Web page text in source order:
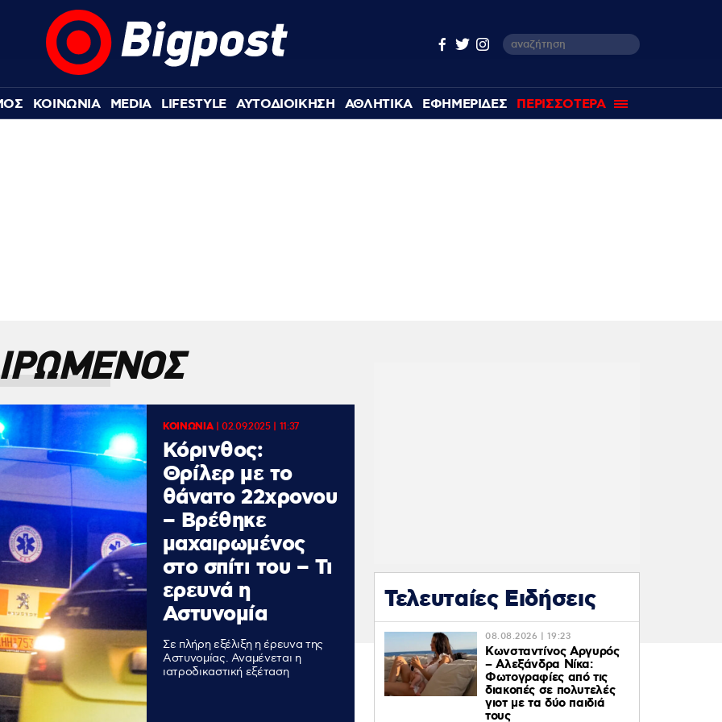
ΚΟΙΝΩΝΙΑ MEDIA LIFESTYLE ΑΥΤΟΔΙΟΙΚΗΣΗ ΑΘΛΗΤΙΚΑ ΕΦΗΜΕΡΙΔΕΣ ΠΕΡΙΣΣΟΤΕΡΑ
ΚΟΙΝΩΝΙΑ|02.09.2025 | 11:37
Κόρινθος:
Θρίλερ με το
θάνατο 22χρονου
– Βρέθηκε
μαχαιρωμένος
στο σπίτι του – Τι
ερευνά η
Αστυνομία
Σε πλήρη εξέλιξη η έρευνα της
Αστυνομίας. Αναμένεται η
ιατροδικαστική εξέταση
Τελευταίες Ειδήσεις
08.08.2026 | 19:23
Κωνσταντίνος Αργυρός
– Αλεξάνδρα Νίκα:
Φωτογραφίες από τις
διακοπές σε πολυτελές
γιοτ με τα δύο παιδιά
τους